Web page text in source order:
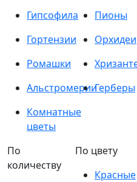
Гипсофила
Пионы
Гортензии
Орхидеи
Ромашки
АльстромерииГерберы
Комнатные
цветы
По
количеству
По цвету
Красные